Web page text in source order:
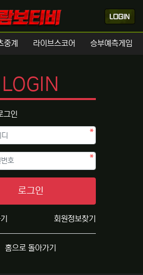
중계 라이브스코어 승부예측게임
LOGIN
그인
로그인
회원정보찾기
홈으로 돌아가기